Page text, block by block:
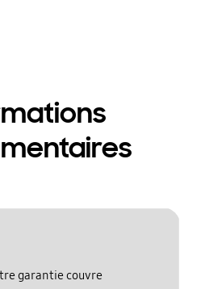
garantie couvre